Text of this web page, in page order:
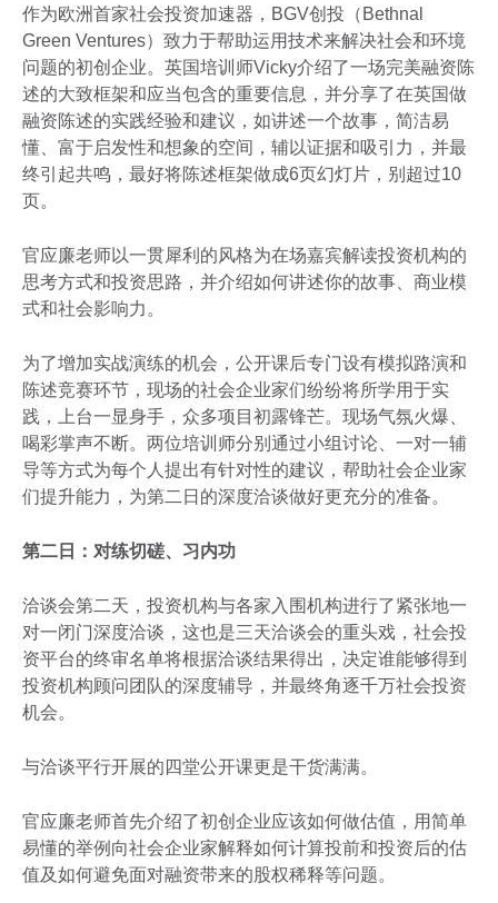
作为欧洲首家社会投资加速器，BGV创投（Bethnal
Green Ventures）致力于帮助运用技术来解决社会和环境
问题的初创企业。英国培训师Vicky介绍了一场完美融资陈
述的大致框架和应当包含的重要信息，并分享了在英国做
融资陈述的实践经验和建议，如讲述一个故事，简洁易
懂、富于启发性和想象的空间，辅以证据和吸引力，并最
终引起共鸣，最好将陈述框架做成6页幻灯片，别超过10
页。
官应廉老师以一贯犀利的风格为在场嘉宾解读投资机构的
思考方式和投资思路，并介绍如何讲述你的故事、商业模
式和社会影响力。
为了增加实战演练的机会，公开课后专门设有模拟路演和
陈述竞赛环节，现场的社会企业家们纷纷将所学用于实
践，上台一显身手，众多项目初露锋芒。现场气氛火爆、
喝彩掌声不断。两位培训师分别通过小组讨论、一对一辅
导等方式为每个人提出有针对性的建议，帮助社会企业家
们提升能力，为第二日的深度洽谈做好更充分的准备。
第二日：对练切磋、习内功
洽谈会第二天，投资机构与各家入围机构进行了紧张地一
对一闭门深度洽谈，这也是三天洽谈会的重头戏，社会投
资平台的终审名单将根据洽谈结果得出，决定谁能够得到
投资机构顾问团队的深度辅导，并最终角逐千万社会投资
机会。
与洽谈平行开展的四堂公开课更是干货满满。
官应廉老师首先介绍了初创企业应该如何做估值，用简单
易懂的举例向社会企业家解释如何计算投前和投资后的估
值及如何避免面对融资带来的股权稀释等问题。